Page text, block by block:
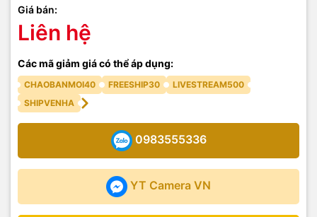
Giá bán:
Liên hệ
Các mã giảm giá có thể áp dụng:
CHAOBANMOI40 FREESHIP30
LIVESTREAM500
SHIPVENHA
YT Camera VN
0983555336